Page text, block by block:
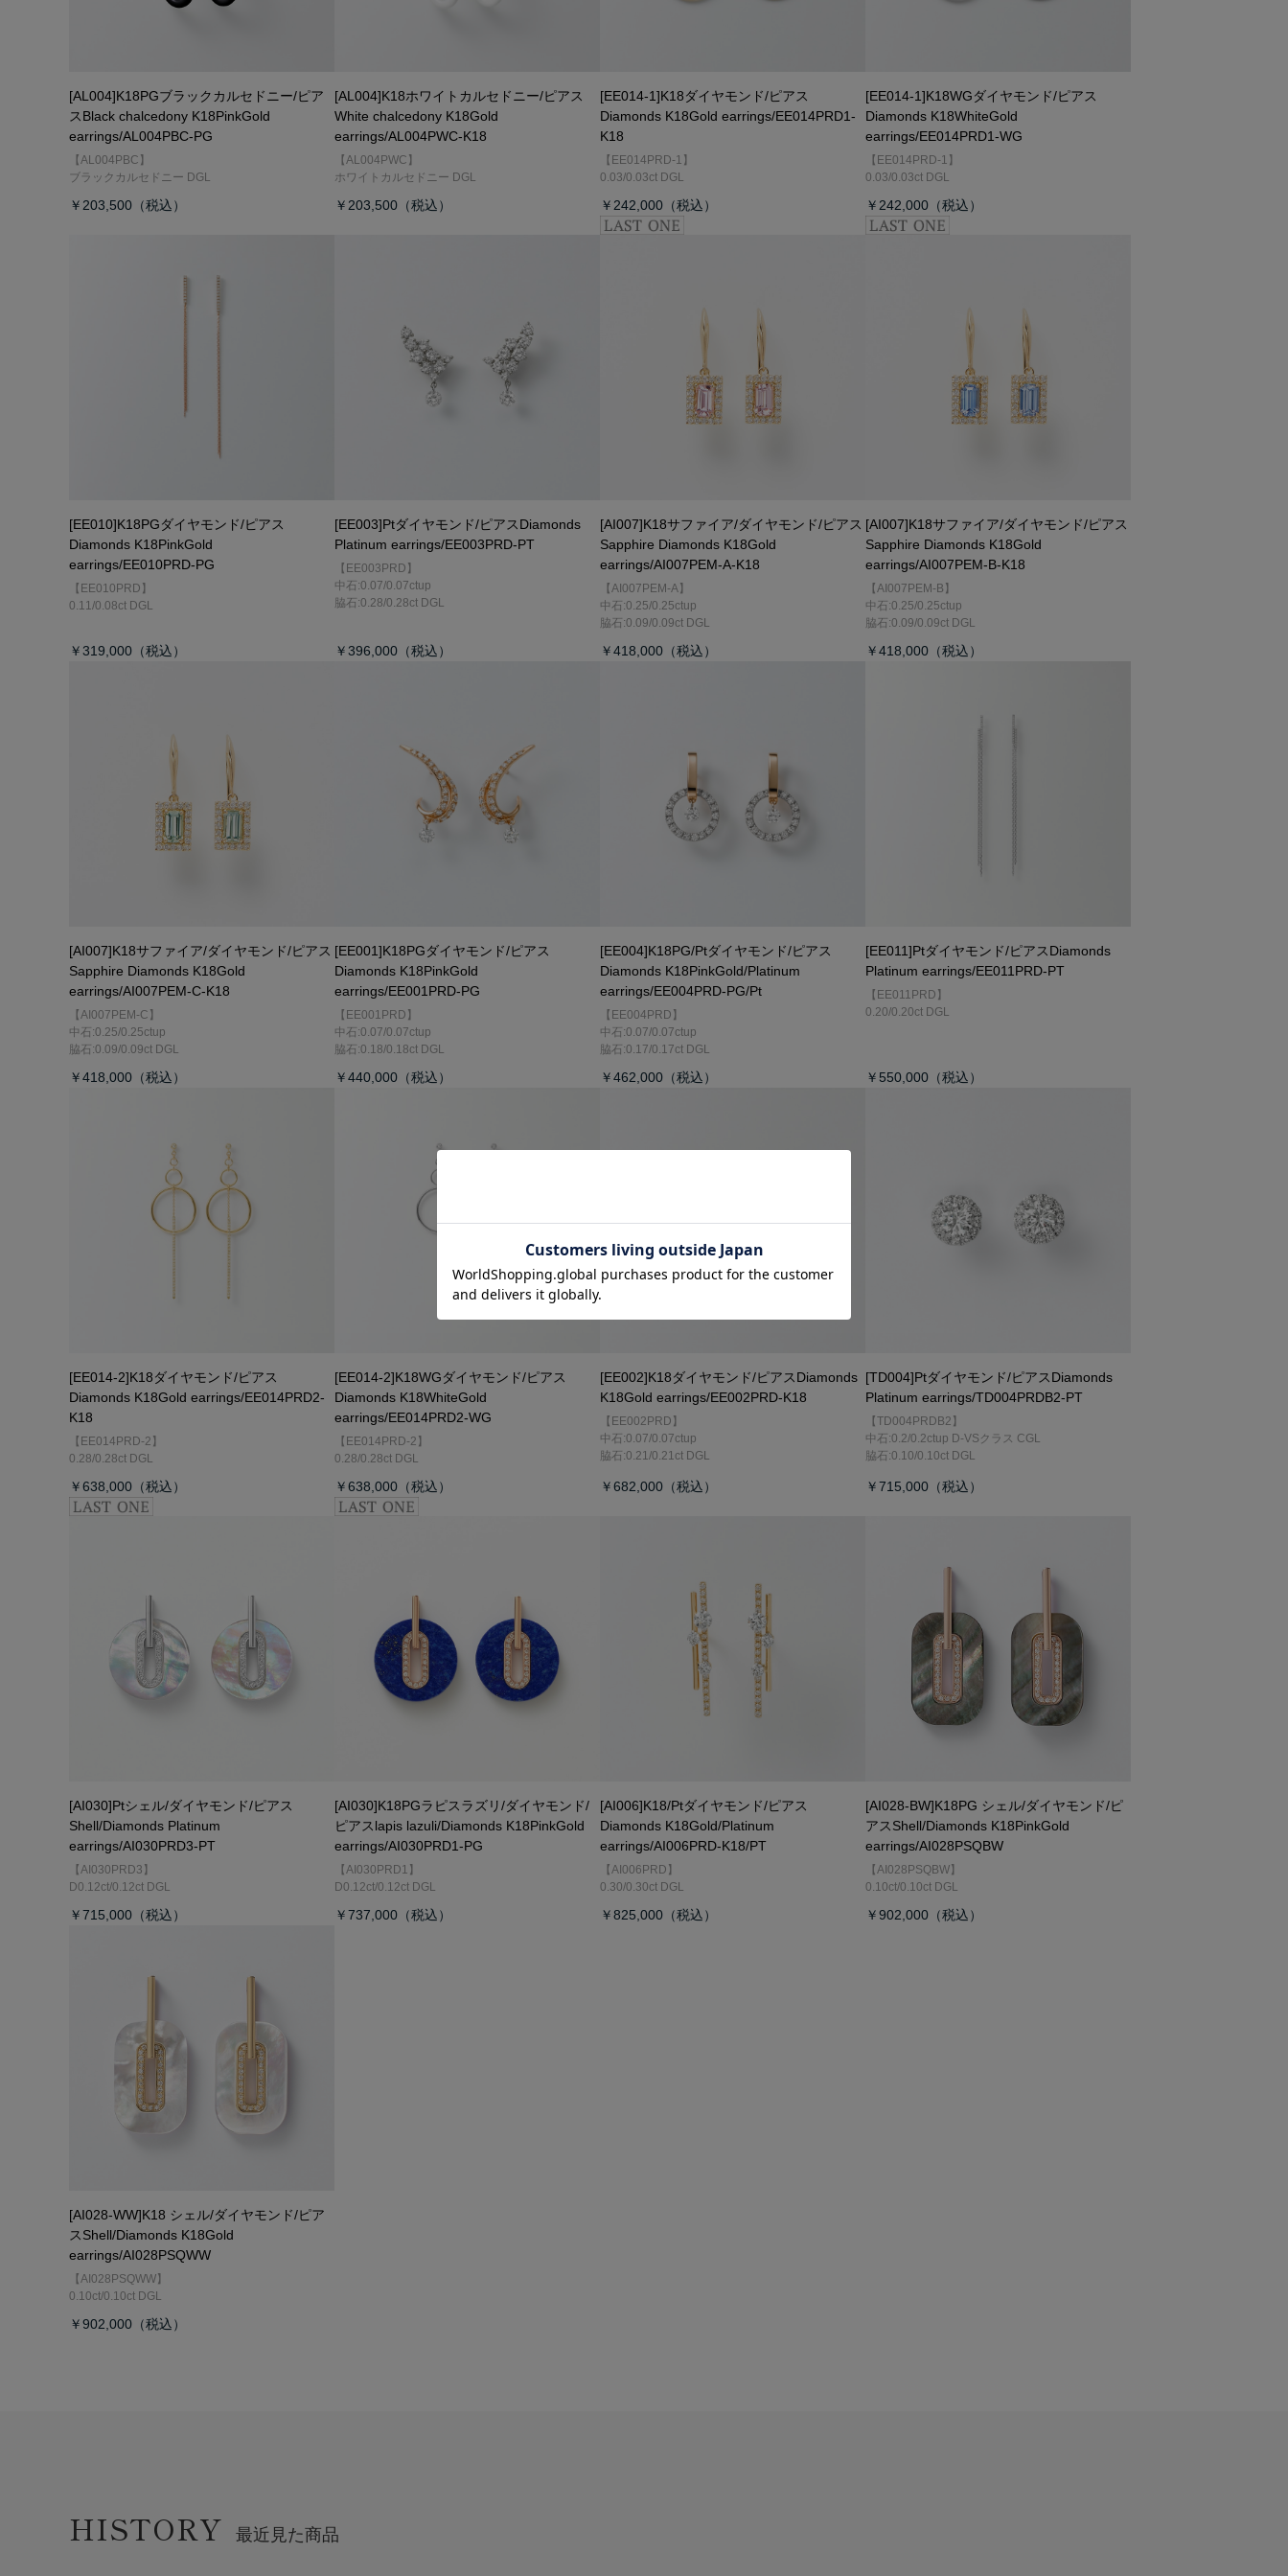
[AL004]K18PGブラックカルセドニー/ピア
スBlack chalcedony K18PinkGold
earrings/AL004PBC-PG
【AL004PBC】
ブラックカルセドニー DGL
￥203,500
[AL004]K18ホワイトカルセドニー/ピアス
White chalcedony K18Gold
earrings/AL004PWC-K18
【AL004PWC】
ホワイトカルセドニー DGL
￥203,500
[EE014-1]K18ダイヤモンド/ピアス
Diamonds K18Gold earrings/EE014PRD1-
K18
【EE014PRD-1】
0.03/0.03ct DGL
￥242,000
[EE014-1]K18WGダイヤモンド/ピアス
Diamonds K18WhiteGold
earrings/EE014PRD1-WG
【EE014PRD-1】
0.03/0.03ct DGL
￥242,000
[EE010]K18PGダイヤモンド/ピアス
Diamonds K18PinkGold
earrings/EE010PRD-PG
【EE010PRD】
0.11/0.08ct DGL
￥319,000
[EE003]Ptダイヤモンド/ピアスDiamonds
Platinum earrings/EE003PRD-PT
【EE003PRD】
中石:0.07/0.07ctup
脇石:0.28/0.28ct DGL
￥396,000
[AI007]K18サファイア/ダイヤモンド/ピアス
Sapphire Diamonds K18Gold
earrings/AI007PEM-A-K18
【AI007PEM-A】
中石:0.25/0.25ctup
脇石:0.09/0.09ct DGL
￥418,000
[AI007]K18サファイア/ダイヤモンド/ピアス
Sapphire Diamonds K18Gold
earrings/AI007PEM-B-K18
【AI007PEM-B】
中石:0.25/0.25ctup
脇石:0.09/0.09ct DGL
￥418,000
[AI007]K18サファイア/ダイヤモンド/ピアス
Sapphire Diamonds K18Gold
earrings/AI007PEM-C-K18
【AI007PEM-C】
中石:0.25/0.25ctup
脇石:0.09/0.09ct DGL
￥418,000
[EE001]K18PGダイヤモンド/ピアス
Diamonds K18PinkGold
earrings/EE001PRD-PG
【EE001PRD】
中石:0.07/0.07ctup
脇石:0.18/0.18ct DGL
￥440,000
[EE004]K18PG/Ptダイヤモンド/ピアス
Diamonds K18PinkGold/Platinum
earrings/EE004PRD-PG/Pt
【EE004PRD】
中石:0.07/0.07ctup
脇石:0.17/0.17ct DGL
￥462,000
[EE011]Ptダイヤモンド/ピアスDiamonds
Platinum earrings/EE011PRD-PT
【EE011PRD】
0.20/0.20ct DGL
￥550,000
[EE014-2]K18ダイヤモンド/ピアス
Diamonds K18Gold earrings/EE014PRD2-
K18
【EE014PRD-2】
0.28/0.28ct DGL
￥638,000
[EE014-2]K18WGダイヤモンド/ピアス
Diamonds K18WhiteGold
earrings/EE014PRD2-WG
【EE014PRD-2】
0.28/0.28ct DGL
￥638,000
[EE002]K18ダイヤモンド/ピアスDiamonds
K18Gold earrings/EE002PRD-K18
【EE002PRD】
中石:0.07/0.07ctup
脇石:0.21/0.21ct DGL
￥682,000
[TD004]Ptダイヤモンド/ピアスDiamonds
Platinum earrings/TD004PRDB2-PT
【TD004PRDB2】
中石:0.2/0.2ctup D-VSクラス CGL
脇石:0.10/0.10ct DGL
￥715,000
[AI030]Ptシェル/ダイヤモンド/ピアス
Shell/Diamonds Platinum
earrings/AI030PRD3-PT
【AI030PRD3】
D0.12ct/0.12ct DGL
￥715,000
[AI030]K18PGラピスラズリ/ダイヤモンド/
ピアスlapis lazuli/Diamonds K18PinkGold
earrings/AI030PRD1-PG
【AI030PRD1】
D0.12ct/0.12ct DGL
￥737,000
[AI006]K18/Ptダイヤモンド/ピアス
Diamonds K18Gold/Platinum
earrings/AI006PRD-K18/PT
【AI006PRD】
0.30/0.30ct DGL
￥825,000
[AI028-BW]K18PG シェル/ダイヤモンド/ピ
アスShell/Diamonds K18PinkGold
earrings/AI028PSQBW
【AI028PSQBW】
0.10ct/0.10ct DGL
￥902,000
[AI028-WW]K18 シェル/ダイヤモンド/ピア
スShell/Diamonds K18Gold
earrings/AI028PSQWW
【AI028PSQWW】
0.10ct/0.10ct DGL
￥902,000
HISTORY